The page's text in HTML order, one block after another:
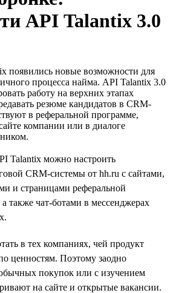
API Talantix 3.0
появились новые возможности для
процесса найма. API Talantix 3.0
работу на верхних этапах
резюме кандидатов в CRM-
в реферальной программе,
компании или в диалоге
Talantix можно настроить
CRM-системы от hh.ru с сайтами,
и страницами реферальной
также чат-ботами в мессенджерах
в тех компаниях, чей продукт
ценностям. Поэтому заодно
покупок или с изучением
на сайте и открытые вакансии.